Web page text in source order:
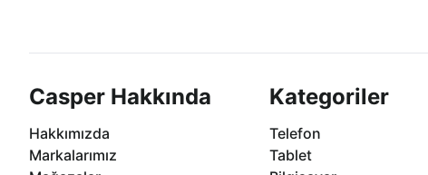
Casper Hakkında
Hakkımızda
Markalarımız
Kategoriler
Telefon
Tablet